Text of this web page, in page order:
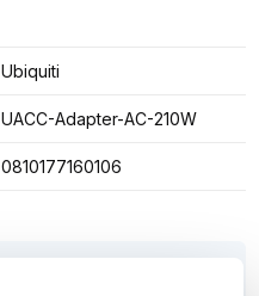
Ubiquiti
UACC-Adapter-AC-210W
0810177160106